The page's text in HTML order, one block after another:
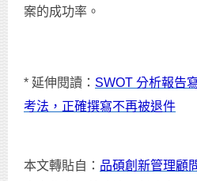
案的成功率。
* 延伸閱讀： SWOT 分析報告
考法，正確撰寫不再被退件
本文轉貼自： 品碩創新管理顧